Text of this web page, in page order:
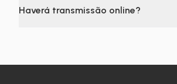
Haverá transmissão online?